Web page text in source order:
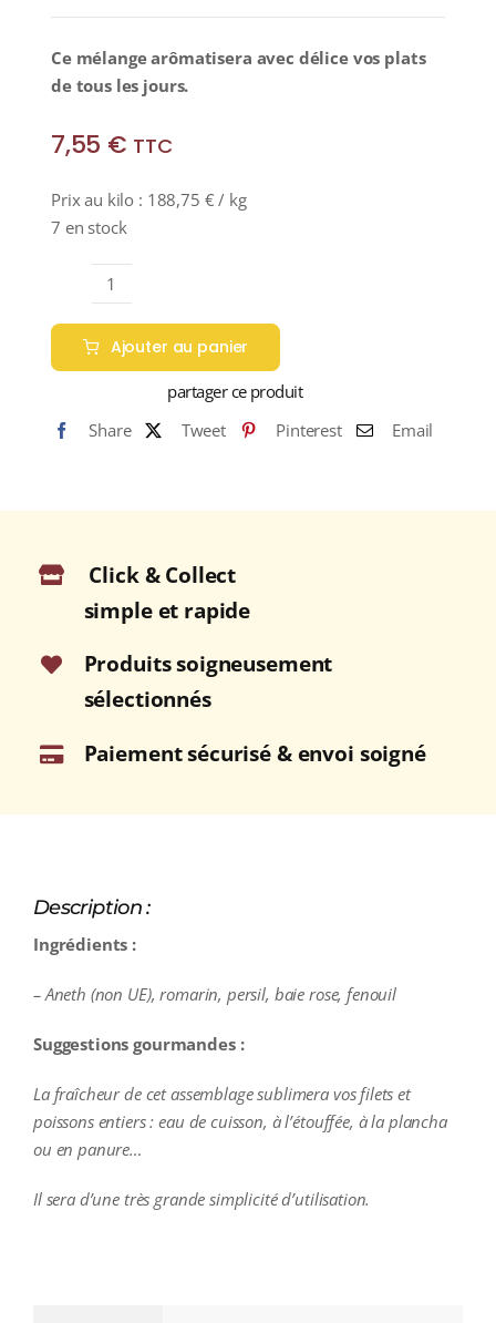
Ce mélange arômatisera avec délice vos plats
de tous les jours.
7,55 € TTC
Prix au kilo : 188,75 € / kg
7 en stock
quantité
de
ASSEMBLAGE
DU
POISSONNIER
Boite
Ajouter au panier
partager ce produit
Share
Tweet Pinterest Email
Click & Collect
simple et rapide
Produits soigneusement
sélectionnés
Paiement sécurisé & envoi soigné
Description :
Ingrédients :
– Aneth (non UE), romarin, persil, baie rose, fenouil
Suggestions gourmandes :
La fraîcheur de cet assemblage sublimera vos filets et
poissons entiers : eau de cuisson, à l’étouffée, à la plancha
ou en panure…
Il sera d’une très grande simplicité d’utilisation.